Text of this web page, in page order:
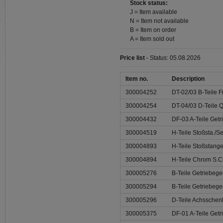
Stock status:
J = Item available
N = Item not available
B = Item on order
A = Item sold out
Price list - Status: 05.08.2026
Item no.
Description
300004252
DT-02/03 B-Teile
300004254
DT-04/03 D-Teile
300004432
DF-03 A-Teile
300004519
H-Teile Stoßsta./
300004893
H-Teile
300004894
H-Teile Chrom
300005276
B-Teile
300005294
B-Teile
300005296
D-Teile
300005375
DF-01 A-Teile